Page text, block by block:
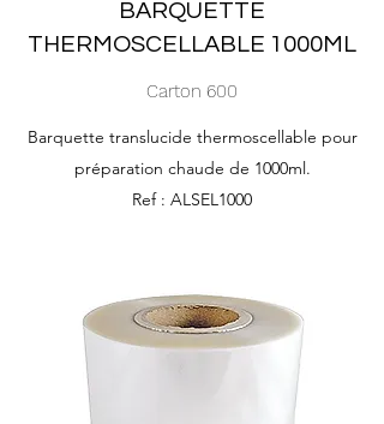
BARQUETTE
THERMOSCELLABLE 1000ML
Carton 600
Barquette translucide thermoscellable pour
préparation chaude de 1000ml.
Ref : ALSEL1000